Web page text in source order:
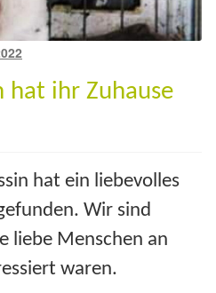
hat ihr Zuhause
hat ein liebevolles
Wir sind
liebe Menschen an
waren.